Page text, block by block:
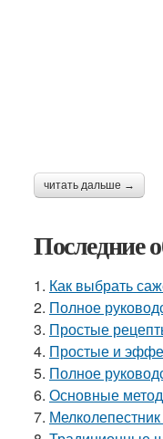
читать дальше →
Последние
1. Как выбрать
2. Полное
3. Простые
4. Простые и
5. Полное
6. Основные
7.